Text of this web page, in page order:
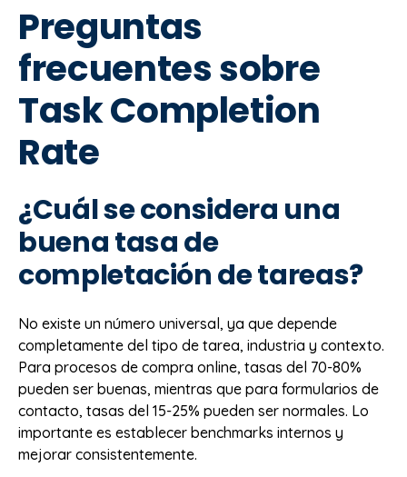
Preguntas
frecuentes sobre
Task Completion
Rate
¿Cuál se considera una
buena tasa de
completación de tareas?
No existe un número universal, ya que depende
completamente del tipo de tarea, industria y contexto.
Para procesos de compra online, tasas del 70-80%
pueden ser buenas, mientras que para formularios de
contacto, tasas del 15-25% pueden ser normales. Lo
importante es establecer benchmarks internos y
mejorar consistentemente.